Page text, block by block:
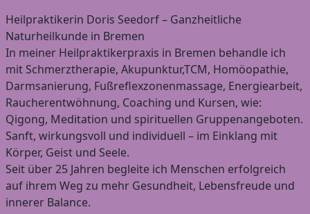
Heilpraktikerin Doris Seedorf – Ganzheitliche
Naturheilkunde in Bremen
In meiner Heilpraktikerpraxis in Bremen behandle ich
mit Schmerztherapie, Akupunktur,TCM, Homöopathie,
Darmsanierung, Fußreflexzonenmassage, Energiearbeit,
Raucherentwöhnung, Coaching und Kursen, wie:
Qigong, Meditation und spirituellen Gruppenangeboten.
Sanft, wirkungsvoll und individuell – im Einklang mit
Körper, Geist und Seele.
Seit über 25 Jahren begleite ich Menschen erfolgreich
auf ihrem Weg zu mehr Gesundheit, Lebensfreude und
innerer Balance.